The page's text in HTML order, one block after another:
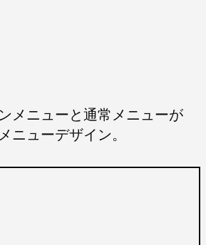
メニューと通常メニューが
ニューデザイン。